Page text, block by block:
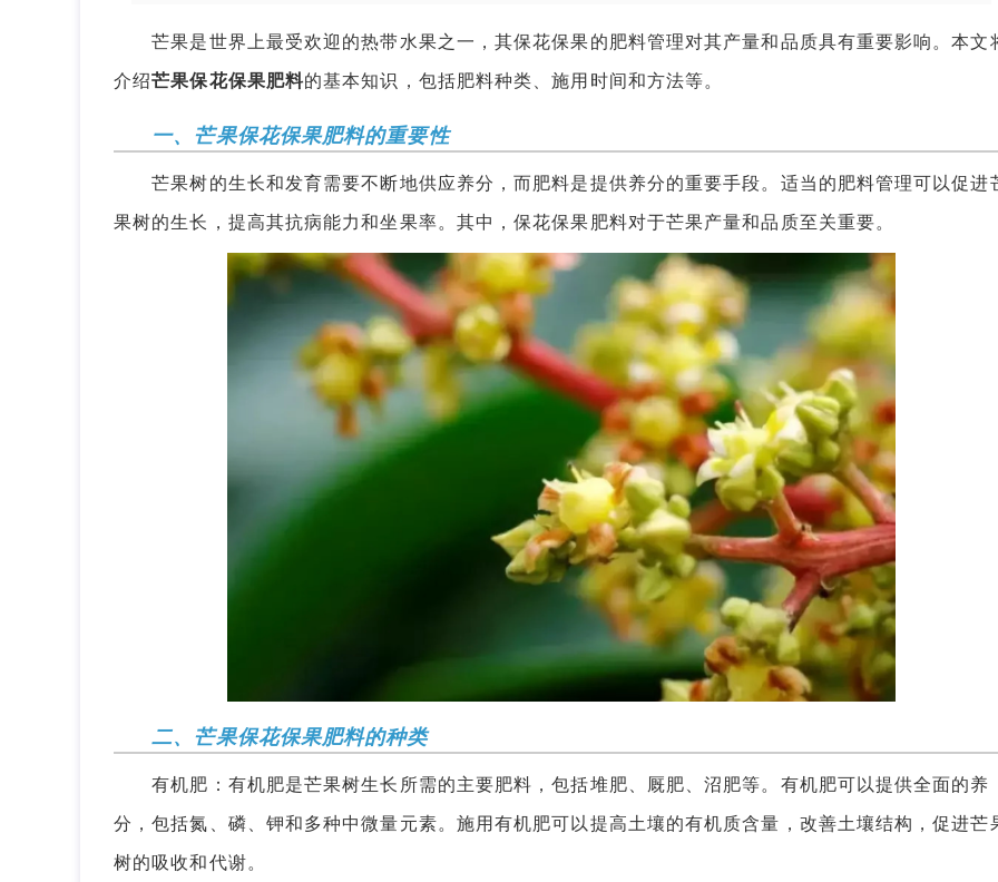
芒果是世界上最受欢迎的热带水果之一，其保花保果的肥料管理对其产量和品质具有重要影响。本文
介绍芒果保花保果肥料的基本知识，包括肥料种类、施用时间和方法等。
一、芒果保花保果肥料的重要性
芒果树的生长和发育需要不断地供应养分，而肥料是提供养分的重要手段。适当的肥料管理可以促进
果树的生长，提高其抗病能力和坐果率。其中，保花保果肥料对于芒果产量和品质至关重要。
二、芒果保花保果肥料的种类
有机肥：有机肥是芒果树生长所需的主要肥料，包括堆肥、厩肥、沼肥等。有机肥可以提供全面的养
分，包括氮、磷、钾和多种中微量元素。施用有机肥可以提高土壤的有机质含量，改善土壤结构，促进芒
树的吸收和代谢。